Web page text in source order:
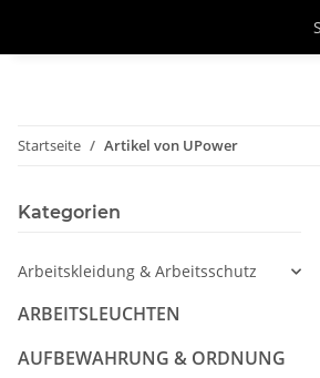
Startseite Artikel von UPower
Kategorien
Arbeitskleidung & Arbeitsschutz
ARBEITSLEUCHTEN
AUFBEWAHRUNG & ORDNUNG